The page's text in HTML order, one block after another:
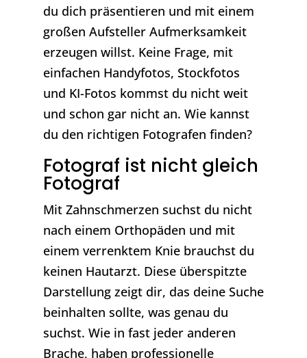
du dich präsentieren und mit einem
großen Aufsteller Aufmerksamkeit
erzeugen willst. Keine Frage, mit
einfachen Handyfotos, Stockfotos
und KI-Fotos kommst du nicht weit
und schon gar nicht an. Wie kannst
du den richtigen Fotografen finden?
Fotograf ist nicht gleich
Fotograf
Mit Zahnschmerzen suchst du nicht
nach einem Orthopäden und mit
einem verrenktem Knie brauchst du
keinen Hautarzt. Diese überspitzte
Darstellung zeigt dir, das deine Suche
beinhalten sollte, was genau du
suchst. Wie in fast jeder anderen
Brache, haben professionelle